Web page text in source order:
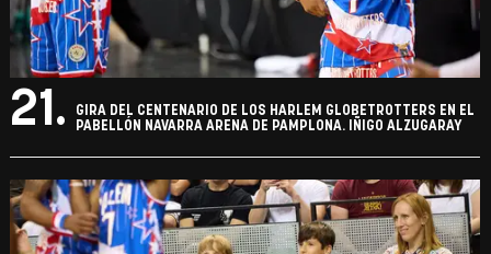
21.
GIRA DEL CENTENARIO DE LOS HARLEM GLOBETROTTERS EN EL
PABELLÓN NAVARRA ARENA DE PAMPLONA. IÑIGO ALZUGARAY